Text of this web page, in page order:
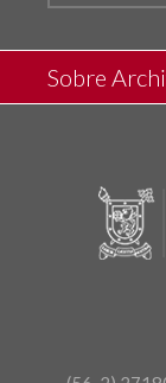
Sobre